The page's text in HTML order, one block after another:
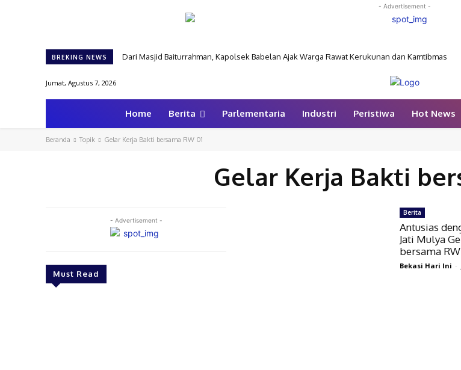
- Advertisement -
BREKING NEWS Dari Masjid Baiturrahman, Kapolsek Babelan Ajak Warga Rawat Kerukunan dan Kamtibmas
Jumat, Agustus 7, 2026
Home Berita Parlementaria Industri Peristiwa Hot News
Beranda Topik Gelar Kerja Bakti bersama RW 01
Gelar Kerja Bakti
- Advertisement -
Must Read
Berita
Antusias
Jati Mulya
bersama RW
Bekasi Hari Ini -